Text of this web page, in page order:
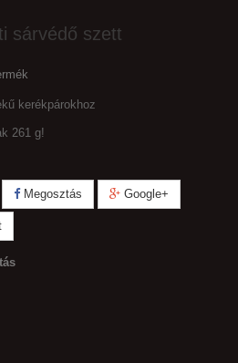
sárvédő szett
kerékpárokhoz
261 g!
Megosztás Google+